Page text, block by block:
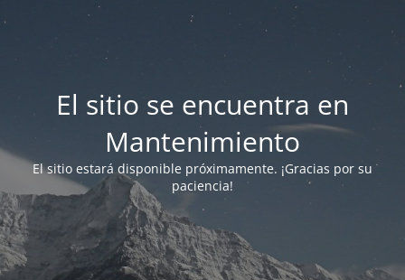
El sitio se encuentra en
Mantenimiento
El sitio estará disponible próximamente. ¡Gracias por su
paciencia!